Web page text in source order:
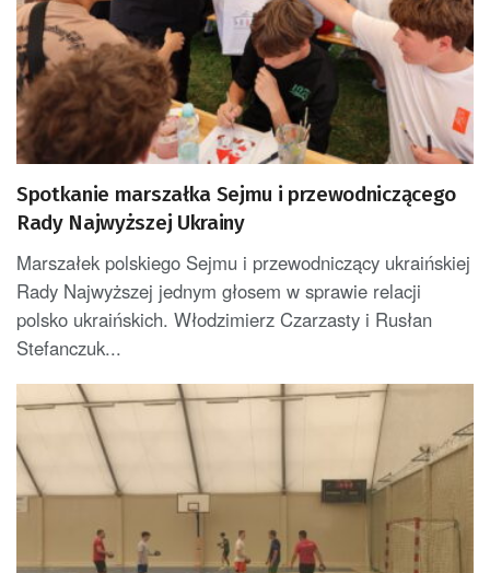
Spotkanie marszałka Sejmu i przewodniczącego
Rady Najwyższej Ukrainy
Marszałek polskiego Sejmu i przewodniczący ukraińskiej
Rady Najwyższej jednym głosem w sprawie relacji
polsko ukraińskich. Włodzimierz Czarzasty i Rusłan
Stefanczuk...